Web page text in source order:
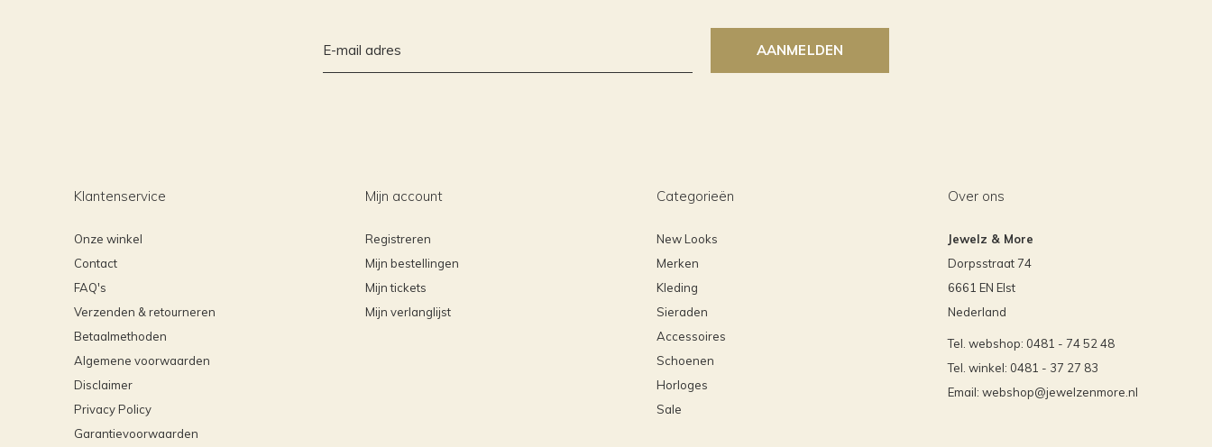
AANMELDEN
Klantenservice
Onze winkel
Contact
FAQ's
Verzenden & retourneren
Betaalmethoden
Algemene voorwaarden
Disclaimer
Privacy Policy
Garantievoorwaarden
Mijn account
Registreren
Mijn bestellingen
Mijn tickets
Mijn verlanglijst
Categorieën
New Looks
Merken
Kleding
Sieraden
Accessoires
Schoenen
Horloges
Sale
Over ons
Jewelz & More
Dorpsstraat 74
6661 EN Elst
Nederland
Tel. webshop: 0481 - 74 52 48
Tel. winkel: 0481 - 37 27 83
Email: webshop@jewelzenmore.nl